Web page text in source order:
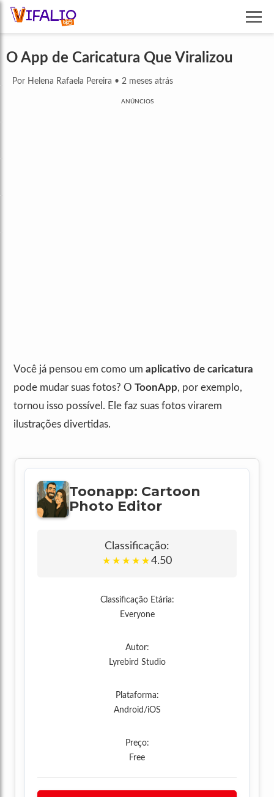
O App de Caricatura Que Viralizou
Por Helena Rafaela Pereira • 2 meses atrás
ANÚNCIOS
Você já pensou em como um aplicativo de caricatura
pode mudar suas fotos? O ToonApp, por exemplo,
tornou isso possível. Ele faz suas fotos virarem
ilustrações divertidas.
Toonapp: Cartoon
Photo Editor
Classificação:
★ ★ ★ ★ ★4.50
Classificação Etária:
Everyone
Autor:
Lyrebird Studio
Plataforma:
Android/iOS
Preço:
Free